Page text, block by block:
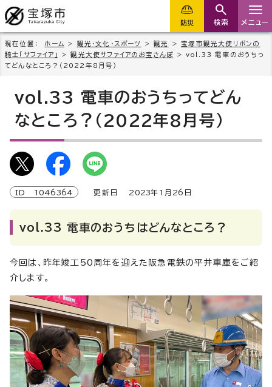
防災 検索 メニュー
現在位置： ホーム > 観光・文化・スポーツ >観光 >宝塚市観光大使リボンの
騎士「サファイア」
>観光大使サファイアのお宝さんぽ > vol.33 電車のおうちっ
てどんなところ？（2022年8月号）
vol.33 電車のおうちってどん
なところ？（2022年8月号）
ID 1046364 更新日 2023年1月 26 日
vol.33 電車のおうちはどんなところ？
今回は、昨年竣工50周年を迎えた阪急電鉄の平井車庫をご紹
介します。